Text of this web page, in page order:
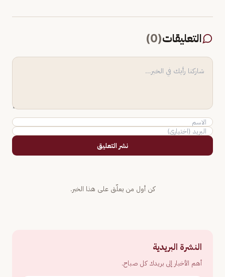
التعليقات(
0
)
نشر التعليق
كن أول من يعلّق على هذا الخبر.
النشرة البريدية
أهم الأخبار إلى بريدك كل صباح.